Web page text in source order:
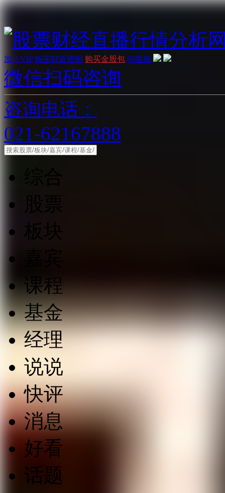
加入VIP 购买财富密钥 购买金股包 问客服
微信扫码咨询
咨询电话：
021-62167888
课程
基金
经理
说说
快评
消息
好看
话题